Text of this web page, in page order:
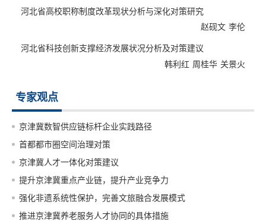
大背景下，河北省的人才流动、使用、评价等有了长足的发展，但
仍然存在人才流动机制不活、“人尽其才”环境不优、职称评审标准
“一刀切”现象较多等问题，提出了健全人才保障机制、加速构建优
质人才环境、破除职称评审中的“一刀切”现象等方面的对策建议。
献程度等方面，选取5个省市与河北进行对比分析，指出河北在这5
转型、以创新科技人才管理机制扭转人才区位劣势等举措加以改
善。
本书以新时代背景下新发展、新要求、新改革为基调，展现了一年
北实施人才强冀战略所面临的主要形势、任务及应对举措，对于促
进人才质量不断提升，不断壮大河北人才发展实力将产生积极的作
用。
赵砚文 李伦
河北省高校职称制度改革现状分析与深化对策研究
韩利红 周桂华 关景火
河北省科技创新支撑经济发展状况分析及对策建议
专家观点
京津冀数智供应链标杆企业实践路径
首都都市圈空间治理对策
京津冀人才一体化对策建议
提升京津冀重点产业链，提升产业竞争力
强化非遗系统性保护，完善文旅融合发展模式
推进京津冀养老服务人才协同的具体措施